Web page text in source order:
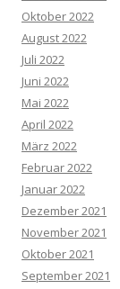
Oktober 2022
August 2022
Juli 2022
Juni 2022
Mai 2022
April 2022
März 2022
Februar 2022
Januar 2022
Dezember 2021
November 2021
Oktober 2021
September 2021